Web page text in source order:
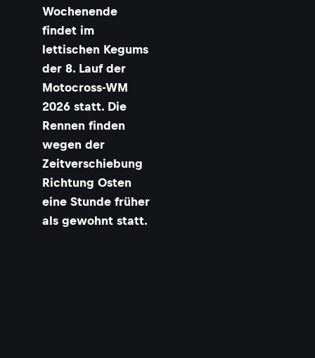
Wochenende
findet im
lettischen Kegums
der 8. Lauf der
Motocross-WM
2026 statt. Die
Rennen finden
wegen der
Zeitverschiebung
Richtung Osten
eine Stunde früher
als gewohnt statt.